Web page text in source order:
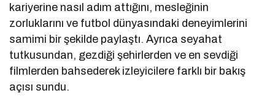
kariyerine nasıl adım attığını, mesleğinin
zorluklarını ve futbol dünyasındaki deneyimlerini
samimi bir şekilde paylaştı. Ayrıca seyahat
tutkusundan, gezdiği şehirlerden ve en sevdiği
filmlerden bahsederek izleyicilere farklı bir bakış
açısı sundu.